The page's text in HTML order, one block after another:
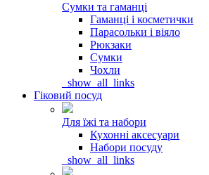
Сумки та гаманці
Гаманці і косметички
Парасольки і віяло
Рюкзаки
Сумки
Чохли
_show_all_links
Гіковий посуд
Для їжі та набори
Кухонні аксесуари
Набори посуду
_show_all_links